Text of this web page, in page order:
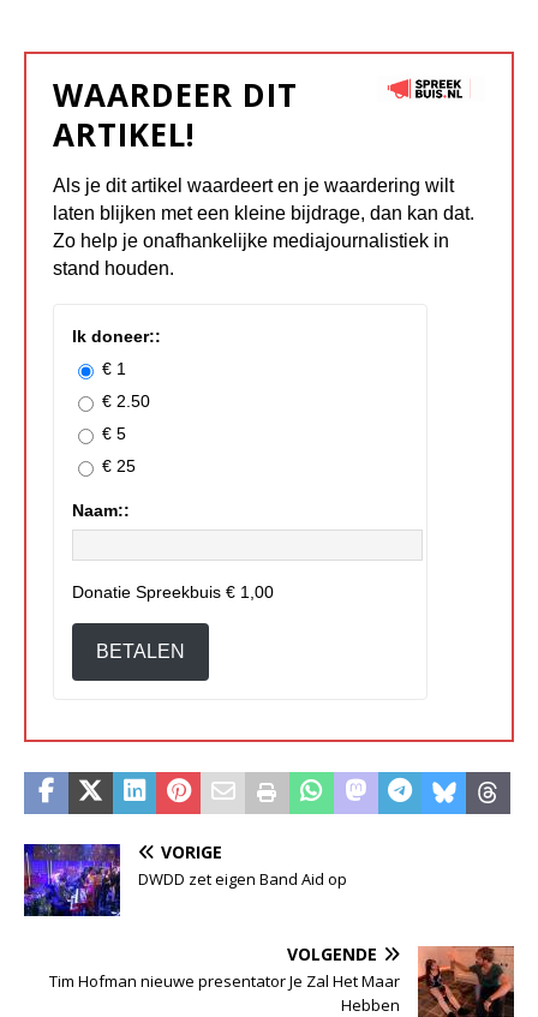
WAARDEER DIT
ARTIKEL!
Als je dit artikel waardeert en je waardering wilt
laten blijken met een kleine bijdrage, dan kan dat.
Zo help je onafhankelijke mediajournalistiek in
stand houden.
Ik doneer::
€ 1
€ 2.50
€ 5
€ 25
Naam::
Donatie Spreekbuis € 1,00
BETALEN
VORIGE
DWDD zet eigen Band Aid op
VOLGENDE
Tim Hofman nieuwe presentator Je Zal Het Maar
Hebben